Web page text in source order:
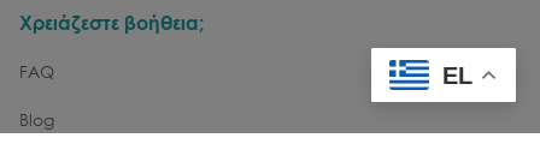
Χρειάζεστε βοήθεια;
FAQ
Blog
EL